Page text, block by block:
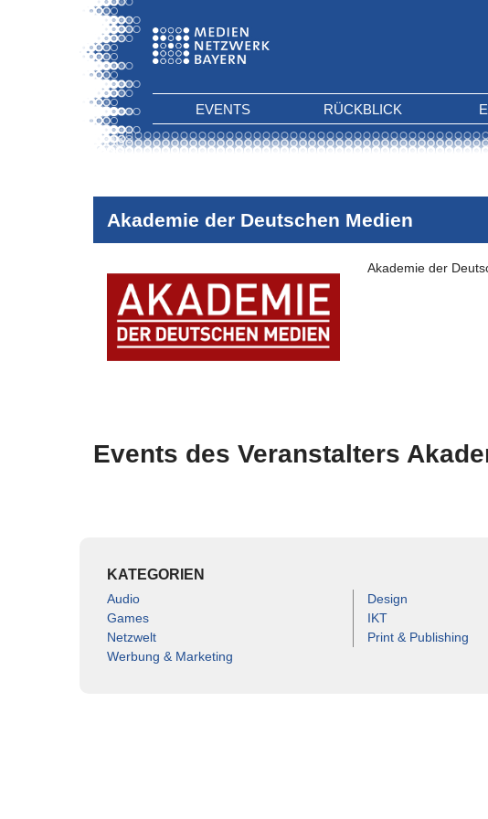
EVENTS RÜCKBLICK
Akademie der Deutschen Medien
Akademie der
Events des Veranstalters
KATEGORIEN
Audio Design
Games
IKT
Netzwelt
Print & Publishing
Werbung & Marketing